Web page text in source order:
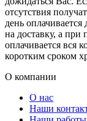
отсутствия
день
на доставку, а при
оплачивается вся
коротким сроком
О компании
О нас
Наши